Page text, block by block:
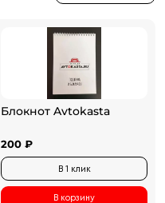
Блокнот Avtokasta
200 ₽
В 1 клик
В корзину